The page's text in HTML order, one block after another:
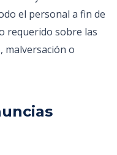
el personal a fin de
requerido sobre las
malversación o